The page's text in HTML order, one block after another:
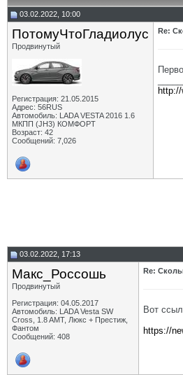
03.02.2022, 10:00
ПотомуЧтоГладиолус
Продвинутый
Регистрация: 21.05.2015
Адрес: 56RUS
Автомобиль: LADA VESTA 2016 1.6
МКПП (JH3) КОМФОРТ
Возраст: 42
Сообщений: 7,026
Re:
03.02.2022, 17:13
Макс_Россошь
Продвинутый
Регистрация: 04.05.2017
Автомобиль: LADA Vesta SW
Cross, 1.8 AMT, Люкс + Престиж,
Фантом
Сообщений: 408
Re:
Вот
https://